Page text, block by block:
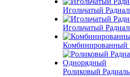
Игольчатый
Игольчатый
Комбинированный
Роликовый